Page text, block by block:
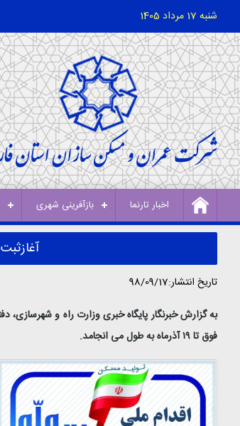
شنبه 17 مرداد 1405
اخبار تارنما بازآفرینی شهری
تاریخ انتشار:98/09/17
فوق تا ۱۹ آذرماه به طول می انجامد.